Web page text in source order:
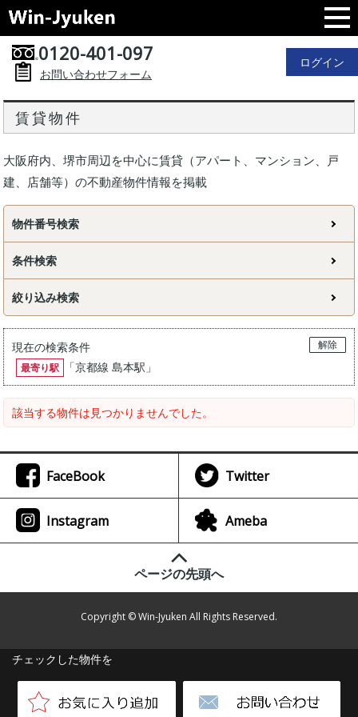
0120-401-097
お問い合わせフォーム
ログイン
賃貸物件
大阪府内、堺市周辺を中心に賃貸（アパート、マンション、戸
建、店舗等）の不動産物件情報を掲載
物件番号検索
条件検索
絞り込み検索
現在の検索条件
解除
最寄り駅
「京都線 島本駅 」
該当する物件は見つかりませんでした。
チェックした物件を
FaceBook Twitter
Instagram Ameba
ページの先頭へ
Copyright © Win-Jyuken All Rights Reserved.